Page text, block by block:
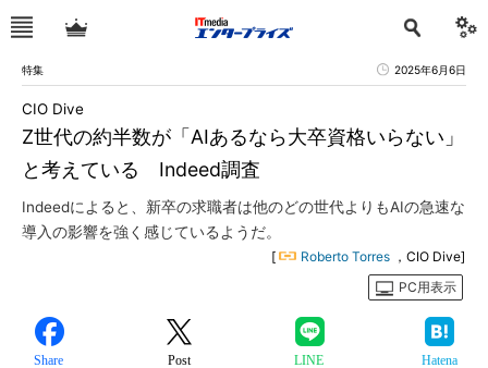
特集 2025年6月6日
Z世代の約半数が「AIあるなら大卒資格いらない」
と考えている Indeed調査
CIO Dive
Indeedによると、新卒の求職者は他のどの世代よりもAIの急速な
導入の影響を強く感じているようだ。
[ Roberto Torres ，CIO Dive]
PC用表示
Share Post LINE Hatena